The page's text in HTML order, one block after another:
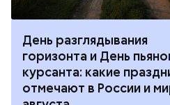
5
День качания
День
праздники
и мире 4